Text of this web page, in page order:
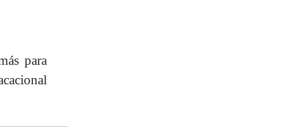
para